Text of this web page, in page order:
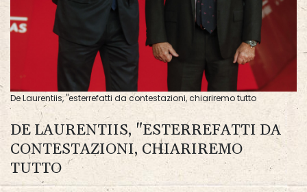
De Laurentiis, "esterrefatti da contestazioni, chiariremo tutto
DE LAURENTIIS, "ESTERREFATTI DA
CONTESTAZIONI, CHIARIREMO
TUTTO